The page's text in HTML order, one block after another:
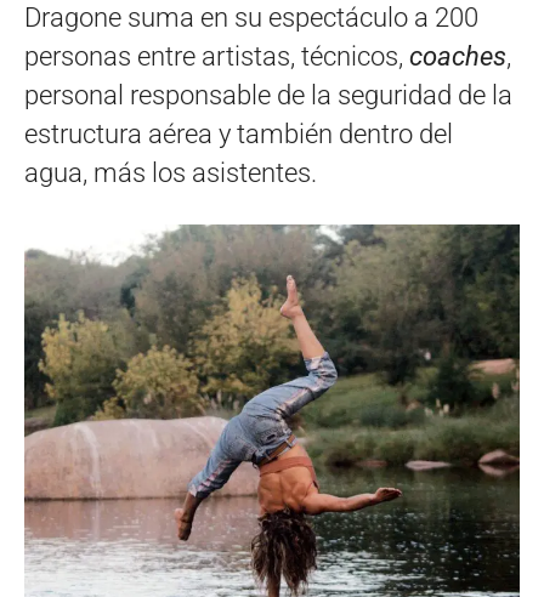
Dragone suma en su espectáculo a 200
personas entre artistas, técnicos, coaches,
personal responsable de la seguridad de la
estructura aérea y también dentro del
agua, más los asistentes.